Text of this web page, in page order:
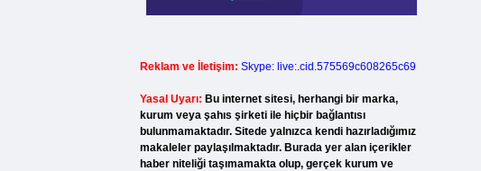
Reklam ve İletişim: Skype: live:.cid.575569c608265c69
Yasal Uyarı: Bu internet sitesi, herhangi bir marka,
kurum veya şahıs şirketi ile hiçbir bağlantısı
bulunmamaktadır. Sitede yalnızca kendi hazırladığımız
makaleler paylaşılmaktadır. Burada yer alan içerikler
haber niteliği taşımamakta olup, gerçek kurum ve